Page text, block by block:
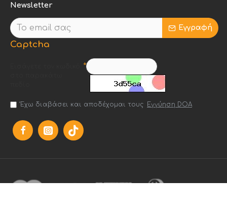
Εντυπωσιακή οθόνη.
Newsletter
Εγγραφή
Captcha
Έχω διαβάσει και αποδέχομαι τους Εγγύηση DOA